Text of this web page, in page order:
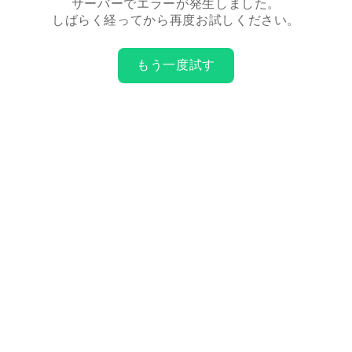
サーバーでエラーが発生しました。
しばらく経ってから再度お試しください。
もう一度試す